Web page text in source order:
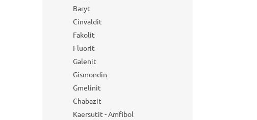
Baryt
Cinvaldit
Fakolit
Fluorit
Galenit
Gismondin
Gmelinit
Chabazit
Kaersutit - Amfibol